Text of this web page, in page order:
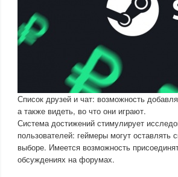
Список друзей и чат: возможность
а также видеть, во что они играют.
Система достижений стимулирует
пользователей: геймеры могут
выборе. Имеется возможность
обсуждениях на форумах.